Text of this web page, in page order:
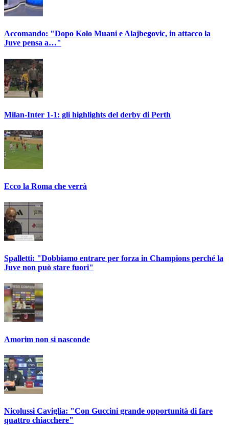
Accomando: "Dopo Kolo Muani e Alajbegovic, in attacco la
Juve pensa a…"
Milan-Inter 1-1: gli highlights del derby di Perth
Ecco la Roma che verrà
Spalletti: "Dobbiamo entrare per forza in Champions perché la
Juve non può stare fuori"
Amorim non si nasconde
Nicolussi Caviglia: "Con Guccini grande opportunità di fare
quattro chiacchere"